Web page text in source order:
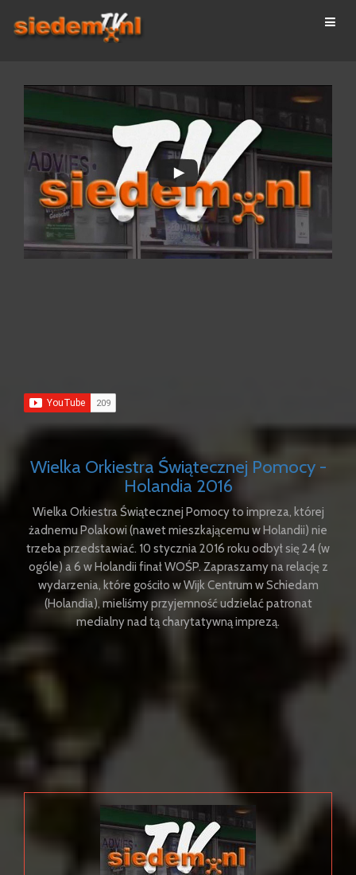
Wielka Orkiestra Świątecznej Pomocy -
Holandia 2016
Wielka Orkiestra Świątecznej Pomocy to impreza, której
żadnemu Polakowi (nawet mieszkającemu w Holandii) nie
trzeba przedstawiać. 10 stycznia 2016 roku odbył się 24 (w
ogóle) a 6 w Holandii finał WOŚP. Zapraszamy na relację z
wydarzenia, które gościło w Wijk Centrum w Schiedam
(Holandia), mieliśmy przyjemność udzielać patronat
medialny nad tą charytatywną imprezą.